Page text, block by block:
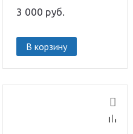
3 000 руб.
В корзину